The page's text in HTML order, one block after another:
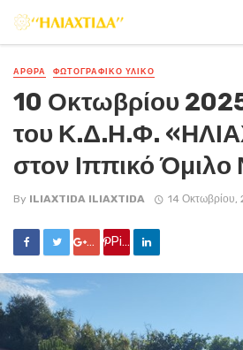
ΑΡΘΡΑ ΦΩΤΟΓΡΑΦΙΚΟ ΥΛΙΚΟ
10 Οκτωβρίου
του Κ.Δ.Η.Φ.
στον Ιππικό
By ILIAXTIDA ILIAXTIDA 14 Οκτωβρίου,
Google +
Pin it